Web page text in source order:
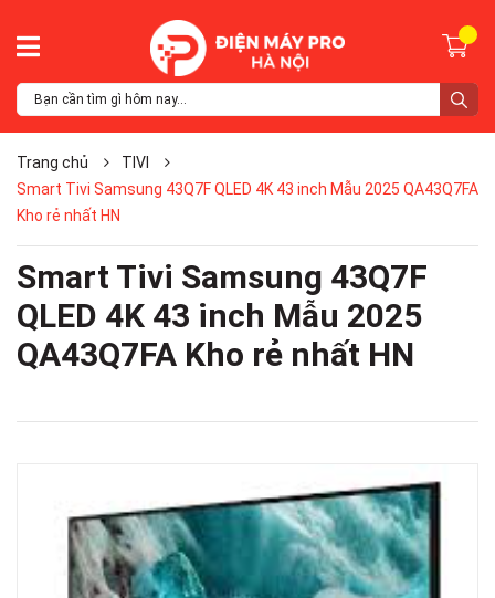
Trang chủ
TIVI
Smart Tivi Samsung 43Q7F QLED 4K 43 inch Mẫu 2025 QA43Q7FA
Kho rẻ nhất HN
Smart Tivi Samsung 43Q7F
QLED 4K 43 inch Mẫu 2025
QA43Q7FA Kho rẻ nhất HN